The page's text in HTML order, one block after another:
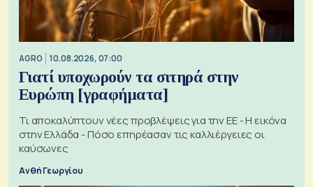
AGRO 10.08.2026, 07:00
Γιατί υποχωρούν τα σιτηρά στην
Ευρώπη [γραφήματα]
Τι αποκαλύπτουν νέες προβλέψεις για την ΕΕ - Η εικόνα
στην Ελλάδα - Πόσο επηρέασαν τις καλλιέργειες οι
καύσωνες
Ανθή Γεωργίου